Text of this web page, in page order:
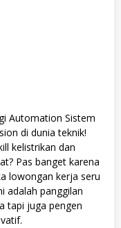
Automation Sistem
di dunia teknik!
kelistrikan dan
Pas banget karena
lowongan kerja seru
adalah panggilan
tapi juga pengen